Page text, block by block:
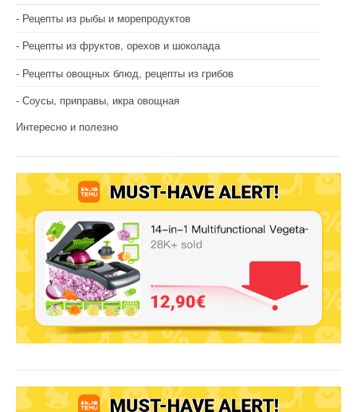
Рецепты из рыбы и морепродуктов
Рецепты из фруктов, орехов и шоколада
Рецепты овощных блюд, рецепты из грибов
Соусы, приправы, икра овощная
Интересно и полезно